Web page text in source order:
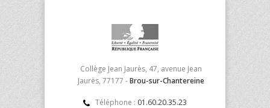
Collège Jean Jaurès, 47, avenue Jean
Jaurès, 77177 -Brou-sur-Chantereine
Téléphone : 01.60.20.35.23